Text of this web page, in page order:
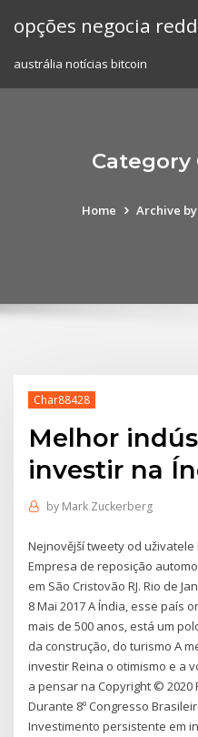
opções negocia
austrália notícias bitcoin
Category
Home Archive
Char88428
Melhor
investir na
by Mark Zuckerberg
Nejnovější tweety od uživatele
Empresa de reposição
em São Cristovão RJ. Rio de
8 Mai 2017 A Índia, esse país
mais de 500 anos, está um
da construção, do turismo A
investir Reina o otimismo e a
a pensar na Copyright © 2020
Durante 8º Congresso
Investimento persistente em